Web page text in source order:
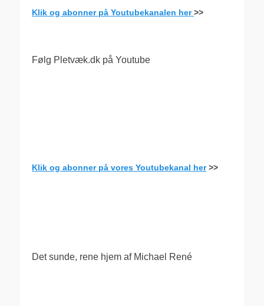
Klik og abonner på Youtubekanalen her>>
Følg Pletvæk.dk på Youtube
Klik og abonner på vores Youtubekanal her>>
Det sunde, rene hjem af Michael René